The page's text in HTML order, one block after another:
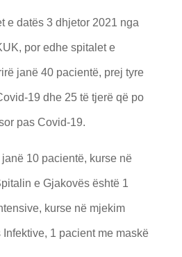
e datës 3 dhjetor 2021 nga
por edhe spitalet e
janë 40 pacientë, prej tyre
19 dhe 25 të tjerë që po
pas Covid-19.
10 pacientë, kurse në
e Gjakovës është 1
kurse në mjekim
1 pacient me maskë